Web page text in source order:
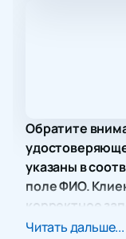
Обратите
указаны в
поле ФИО.
корректное
забудьте взять
Читать дальше...